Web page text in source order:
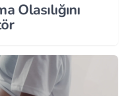
Olasılığını